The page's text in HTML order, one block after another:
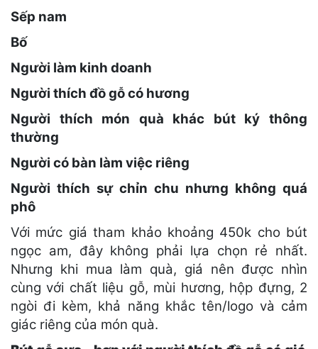
Sếp nam
Bố
Người làm kinh doanh
Người thích đồ gỗ có hương
Người thích món quà khác bút ký thông
thường
Người có bàn làm việc riêng
Người thích sự chỉn chu nhưng không quá
phô
Với mức giá tham khảo khoảng 450k cho bút
ngọc am, đây không phải lựa chọn rẻ nhất.
Nhưng khi mua làm quà, giá nên được nhìn
cùng với chất liệu gỗ, mùi hương, hộp đựng, 2
ngòi đi kèm, khả năng khắc tên/logo và cảm
giác riêng của món quà.